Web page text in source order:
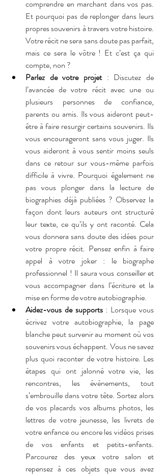
comprendre en marchant dans vos pas.
Et pourquoi pas de replonger dans leurs
propres souvenirs à travers votre histoire.
Votre récit ne sera sans doute pas parfait,
mais ce sera le vôtre ! Et c’est ça qui
compte, non ?
Parlez de votre projet : Discutez de
l’avancée de votre récit avec une ou
plusieurs personnes de confiance,
parents ou amis. Ils vous aideront peut-
être à faire resurgir certains souvenirs. Ils
vous encourageront sans vous juger. Ils
vous aideront à vous sentir moins seuls
dans ce retour sur vous-même parfois
difficile à vivre. Pourquoi également ne
pas vous plonger dans la lecture de
biographies déjà publiées ? Observez la
façon dont leurs auteurs ont structuré
leur texte, ce qu’ils y ont raconté. Cela
vous donnera sans doute des idées pour
votre propre récit. Pensez enfin à faire
appel à votre joker : le biographe
professionnel ! Il saura vous conseiller et
vous accompagner dans l’écriture et la
mise en forme de votre autobiographie.
Aidez-vous de supports : Lorsque vous
écrivez votre autobiographie, la page
blanche peut survenir au moment où vos
souvenirs vous échappent. Vous ne savez
plus quoi raconter de votre histoire. Les
étapes qui ont jalonné votre vie, les
rencontres, les événements, tout
s’embrouille dans votre tête. Sortez alors
de vos placards vos albums photos, les
lettres de votre jeunesse, les livrets de
votre enfance ou encore les vidéos prises
de vos enfants et petits-enfants.
Parcourez des yeux votre salon et
repensez à ces objets que vous avez